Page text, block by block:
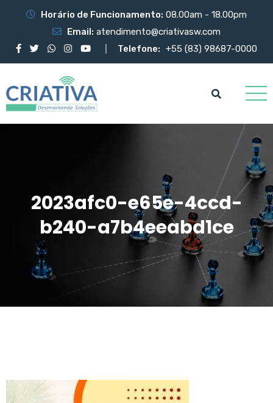
Horário de Funcionamento: 08.00am - 18.00pm
Email: atendimento@criativasw.com
Telefone: +55 (83) 98687-0000
2023afc0-e65e-4ccd-
b240-a7b4eeabd1ce